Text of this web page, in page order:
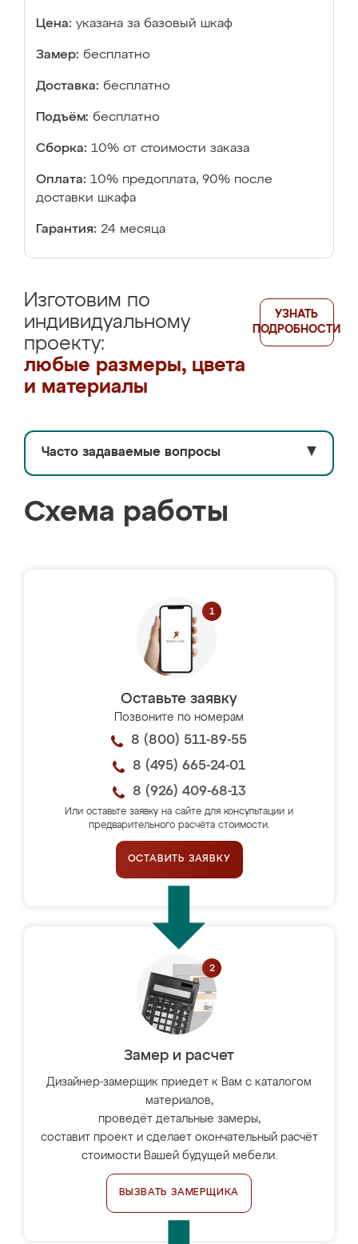
Цена: указана за базовый шкаф
Замер: бесплатно
Доставка: бесплатно
Подъём: бесплатно
Сборка: 10% от стоимости заказа
Оплата: 10% предоплата, 90% после
доставки шкафа
Гарантия: 24 месяца
Изготовим по
индивидуальному
проекту:
любые размеры, цвета
и материалы
УЗНАТЬ
ПОДРОБНОСТИ
Часто задаваемые вопросы ▼
Схема работы
Оставьте заявку
Позвоните по номерам
8 (800) 511-89-55
8 (495) 665-24-01
8 (926) 409-68-13
Или оставьте заявку на сайте для консультации и
предварительного расчёта стоимости.
ОСТАВИТЬ ЗАЯВКУ
Замер и расчет
Дизайнер-замерщик приедет к Вам с каталогом
материалов,
проведёт детальные замеры,
составит проект и сделает окончательный расчёт
стоимости Вашей будущей мебели.
ВЫЗВАТЬ ЗАМЕРЩИКА